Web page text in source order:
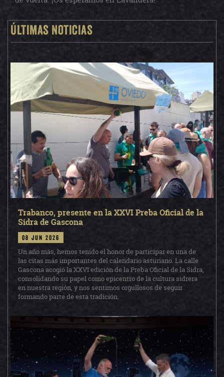
Últimas noticias
Trabanco, presente en la XXVI Preba Oficial de la
Sidra de Gascona
08 jun 2026
Un año más, hemos tenido el honor de participar en una de
las citas más importantes del calendario asturiano. La calle
Gascona acogió la XXVI edición de la Preba Oficial de la Sidra,
consolidando su papel como epicentro de la cultura sidrera
en nuestra región, y nos sentimos orgullosos de seguir
formando parte de esta tradición.